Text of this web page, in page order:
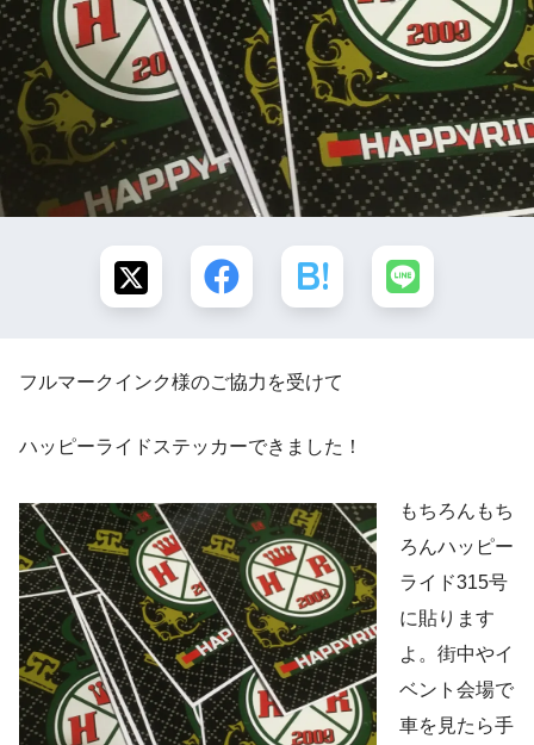
フルマークインク様のご協力を受けて
ハッピーライドステッカーできました！
もちろんもち
ろんハッピー
ライド315号
に貼ります
よ。街中やイ
ベント会場で
車を見たら手